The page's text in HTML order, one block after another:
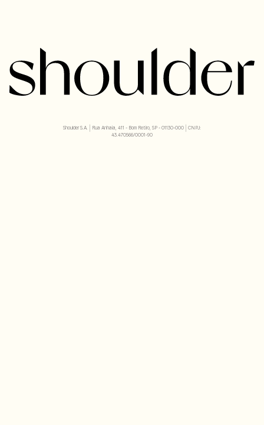
Shoulder S.A. | Rua Anhaia, 411 - Bom Retiro, SP - 01130-000 | CNPJ:
43.470566/0001-90